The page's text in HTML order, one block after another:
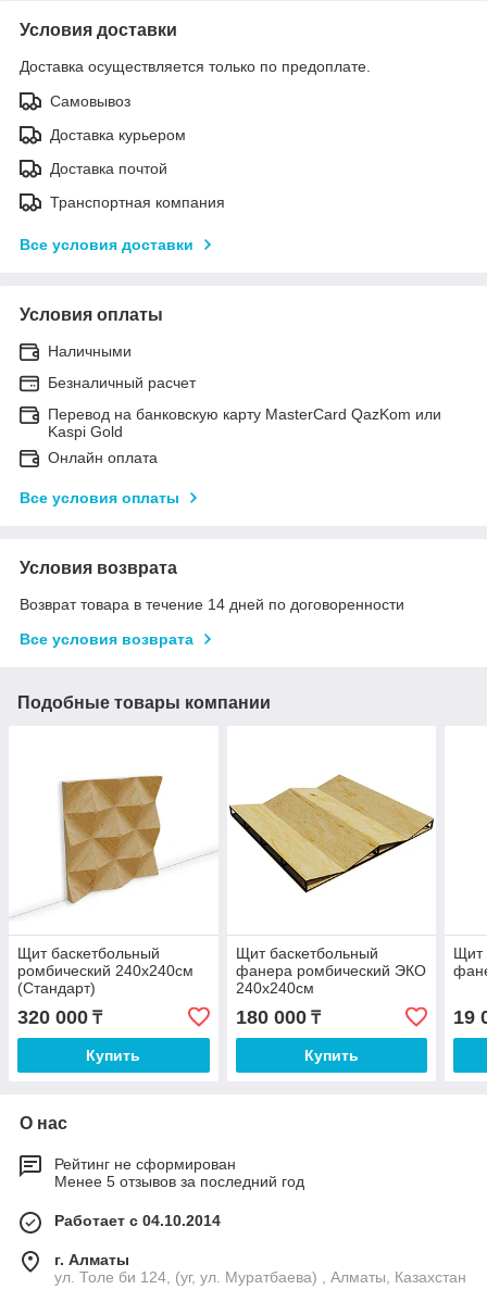
Условия доставки
Доставка осуществляется только по предоплате.
Самовывоз
Доставка курьером
Доставка почтой
Транспортная компания
Все условия доставки
Условия оплаты
Наличными
Безналичный расчет
Перевод на банковскую карту MasterCard QazKom или
Kaspi Gold
Онлайн оплата
Все условия оплаты
Условия возврата
Возврат товара в течение 14 дней по договоренности
Все условия возврата
Подобные товары компании
Щит баскетбольный
ромбический 240х240см
(Стандарт)
320 000 ₸
Купить
Щит баскетбольный
фанера ромбический ЭКО
240х240см
180 000₸
Купить
Щит
19
О нас
Рейтинг не сформирован
Менее 5 отзывов за последний год
Работает с 04.10.2014
г. Алматы
ул. Толе би 124, (уг, ул. Муратбаева) , Алматы, Казахстан